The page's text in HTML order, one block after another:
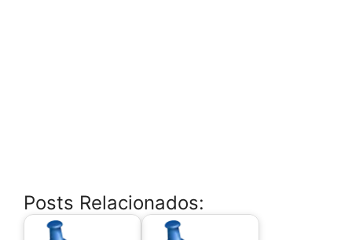
Posts Relacionados: